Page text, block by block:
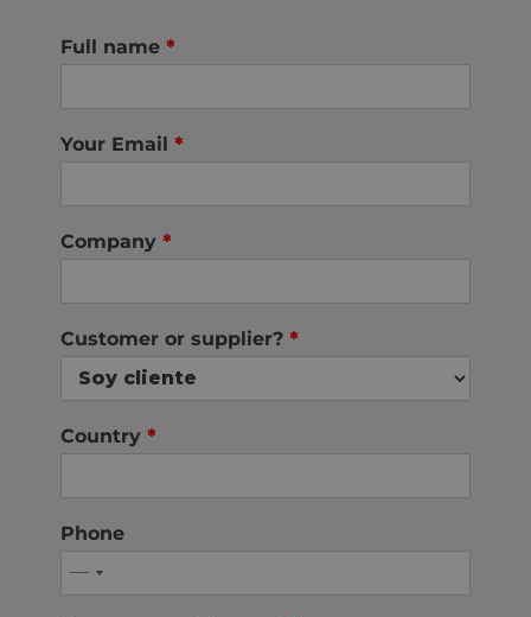
Full name *
Your Email *
Company *
Customer or supplier? *
Country *
Phone